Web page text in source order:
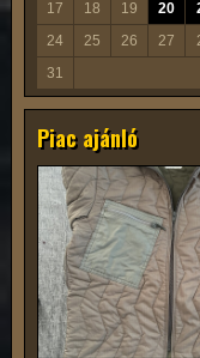
17
18 19 20
24
25 26 27
31
Piac ajánló